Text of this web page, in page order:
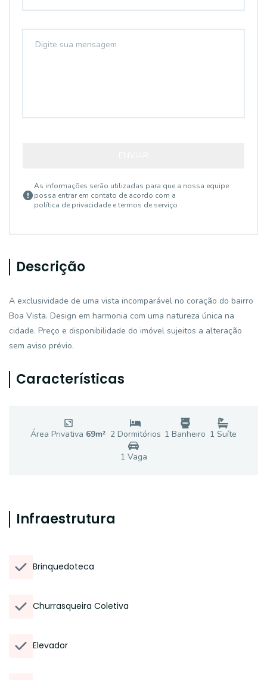
As informações serão utilizadas para que a nossa equipe
possa entrar em contato de acordo com a
política de privacidade e termos de serviço
Descrição
A exclusividade de uma vista incomparável no coração do bairro
Boa Vista. Design em harmonia com uma natureza única na
cidade. Preço e disponibilidade do imóvel sujeitos a alteração
sem aviso prévio.
Características
Área Privativa 69m² 2Dormitórios 1 Banheiro 1 Suíte
1 Vaga
Infraestrutura
Brinquedoteca
Churrasqueira Coletiva
Elevador